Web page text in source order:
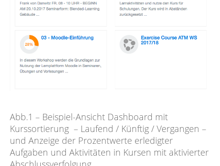
Abb.1 – Beispiel-Ansicht Dashboard mit
Kurssortierung – Laufend / Künftig / Vergangen –
und Anzeige der Prozentwerte erledigter
Aufgaben und Aktivitäten in Kursen mit aktivierter